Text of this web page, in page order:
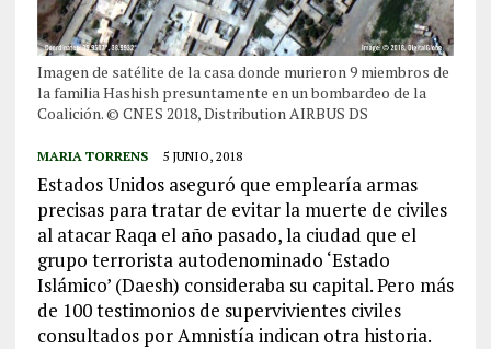
Imagen de satélite de la casa donde murieron 9 miembros de
la familia Hashish presuntamente en un bombardeo de la
Coalición. © CNES 2018, Distribution AIRBUS DS
MARIA TORRENS 5 JUNIO, 2018
Estados Unidos aseguró que emplearía armas
precisas para tratar de evitar la muerte de civiles
al atacar Raqa el año pasado, la ciudad que el
grupo terrorista autodenominado ‘Estado
Islámico’ (Daesh) consideraba su capital. Pero más
de 100 testimonios de supervivientes civiles
consultados por Amnistía indican otra historia.